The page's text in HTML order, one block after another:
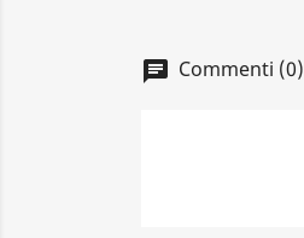
Commenti (0)